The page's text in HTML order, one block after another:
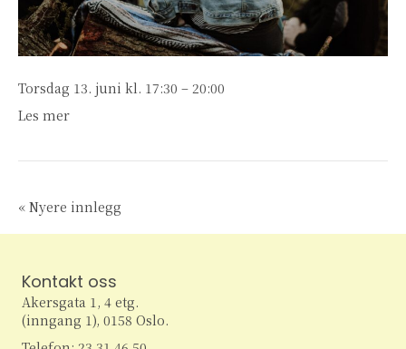
Torsdag 13. juni kl. 17:30 – 20:00
Les mer
« Nyere innlegg
Kontakt oss
Akersgata 1, 4 etg.
(inngang 1), 0158 Oslo.